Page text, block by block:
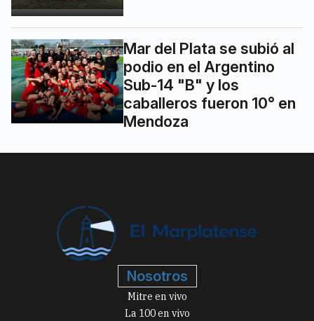
Mar del Plata se subió al
podio en el Argentino
Sub-14 "B" y los
caballeros fueron 10° en
Mendoza
Nosotros
Mitre en vivo
La 100 en vivo